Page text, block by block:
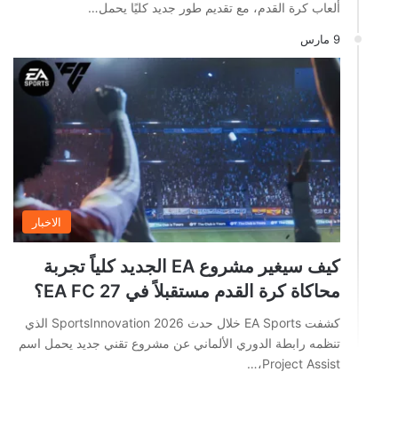
ألعاب كرة القدم، مع تقديم طور جديد كليًا يحمل…
9 مارس
الاخبار
كيف سيغير مشروع EA الجديد كلياً تجربة
محاكاة كرة القدم مستقبلاً في EA FC 27؟
كشفت EA Sports خلال حدث SportsInnovation 2026 الذي
تنظمه رابطة الدوري الألماني عن مشروع تقني جديد يحمل اسم
Project Assist،…